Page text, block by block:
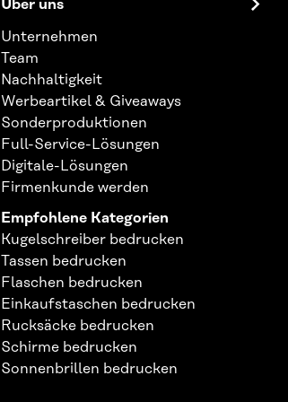
Über uns
Unternehmen
Team
Nachhaltigkeit
Werbeartikel & Giveaways
Sonderproduktionen
Full-Service-Lösungen
Digitale-Lösungen
Firmenkunde werden
Empfohlene Kategorien
Kugelschreiber bedrucken
Tassen bedrucken
Flaschen bedrucken
Einkaufstaschen bedrucken
Rucksäcke bedrucken
Schirme bedrucken
Sonnenbrillen bedrucken